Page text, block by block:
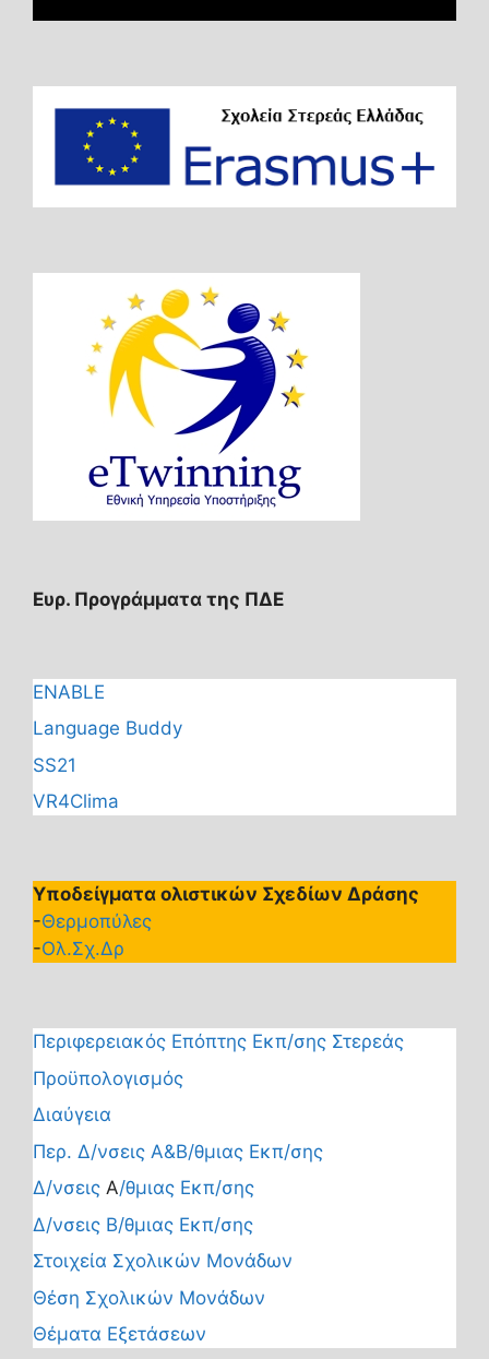
Ευρ. Προγράμματα της ΠΔΕ
ENABLE
Language Buddy
SS21
VR4Clima
Υποδείγματα ολιστικών Σχεδίων Δράσης
-Θερμοπύλες
-Ολ.Σχ.Δρ
Περιφερειακός Επόπτης Εκπ/σης Στερεάς
Προϋπολογισμός
Διαύγεια
Περ. Δ/νσεις Α&Β/θμιας Εκπ/σης
Δ/νσεις Α/θμιας Εκπ/σης
Δ/νσεις Β/θμιας Εκπ/σης
Στοιχεία Σχολικών Μονάδων
Θέση Σχολικών Μονάδων
Θέματα Εξετάσεων